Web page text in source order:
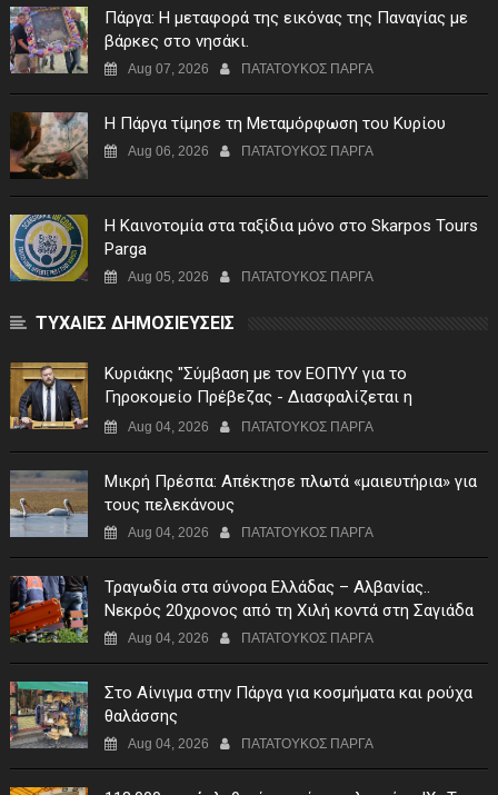
Πάργα: Η μεταφορά της εικόνας της Παναγίας με
βάρκες στο νησάκι.
Aug 07, 2026 ΠΑΤΑΤΟΥΚΟΣ ΠΑΡΓΑ
Η Πάργα τίμησε τη Μεταμόρφωση του Κυρίου
Aug 06, 2026 ΠΑΤΑΤΟΥΚΟΣ ΠΑΡΓΑ
Η Καινοτομία στα ταξίδια μόνο στο Skarpos Tours
Parga
Aug 05, 2026 ΠΑΤΑΤΟΥΚΟΣ ΠΑΡΓΑ
ΤΥΧΑΙΕΣ ΔΗΜΟΣΙΕΥΣΕΙΣ
Κυριάκης "Σύμβαση με τον ΕΟΠΥΥ για το
Γηροκομείο Πρέβεζας - Διασφαλίζεται η
χρηματοδότηση της λειτουργίας του"
Aug 04, 2026 ΠΑΤΑΤΟΥΚΟΣ ΠΑΡΓΑ
Μικρή Πρέσπα: Απέκτησε πλωτά «μαιευτήρια» για
τους πελεκάνους
Aug 04, 2026 ΠΑΤΑΤΟΥΚΟΣ ΠΑΡΓΑ
Τραγωδία στα σύνορα Ελλάδας – Αλβανίας..
Νεκρός 20χρονος από τη Χιλή κοντά στη Σαγιάδα
Aug 04, 2026 ΠΑΤΑΤΟΥΚΟΣ ΠΑΡΓΑ
Στο Αίνιγμα στην Πάργα για κοσμήματα και ρούχα
θαλάσσης
Aug 04, 2026 ΠΑΤΑΤΟΥΚΟΣ ΠΑΡΓΑ